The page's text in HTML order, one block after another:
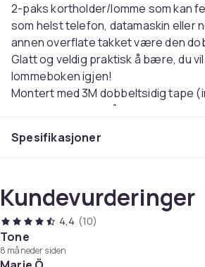
2-paks kortholder/lomme som kan
som helst telefon, datamaskin eller
annen overflate takket være den
Glatt og veldig praktisk å bære, du
lommeboken igjen!
Montert med 3M dobbeltsidig tape
Funksjoner:< br>Mål: 5x8cm
Farge: Velg fra listen.
Farge
Purple
Artikkel nr.
52d50ff0-4884-5a46-9700-
Spesifikasjoner
Kundevurderinger
4,4 (10)
Tone
8 måneder siden